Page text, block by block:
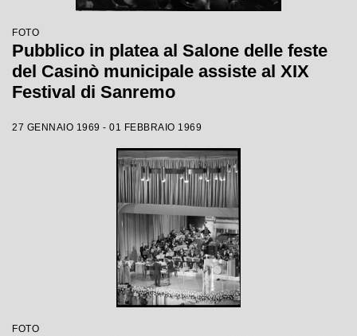
FOTO
Pubblico in platea al Salone delle feste
del Casinò municipale assiste al XIX
Festival di Sanremo
27 GENNAIO 1969 - 01 FEBBRAIO 1969
FOTO